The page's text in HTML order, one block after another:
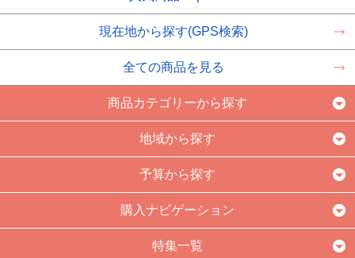
現在地から探す(GPS検索)
全ての商品を見る
商品カテゴリーから探す
地域から探す
予算から探す
購入ナビゲーション
特集一覧